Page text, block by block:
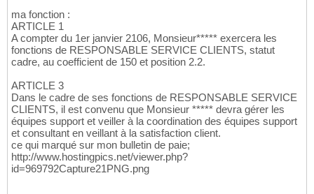
ma fonction :
ARTICLE 1
A compter du 1er janvier 2106, Monsieur***** exercera les
fonctions de RESPONSABLE SERVICE CLIENTS, statut
cadre, au coefficient de 150 et position 2.2.
ARTICLE 3
Dans le cadre de ses fonctions de RESPONSABLE SERVICE
CLIENTS, il est convenu que Monsieur ***** devra gérer les
équipes support et veiller à la coordination des équipes support
et consultant en veillant à la satisfaction client.
ce qui marqué sur mon bulletin de paie;
http://www.hostingpics.net/viewer.php?
id=969792Capture21PNG.png